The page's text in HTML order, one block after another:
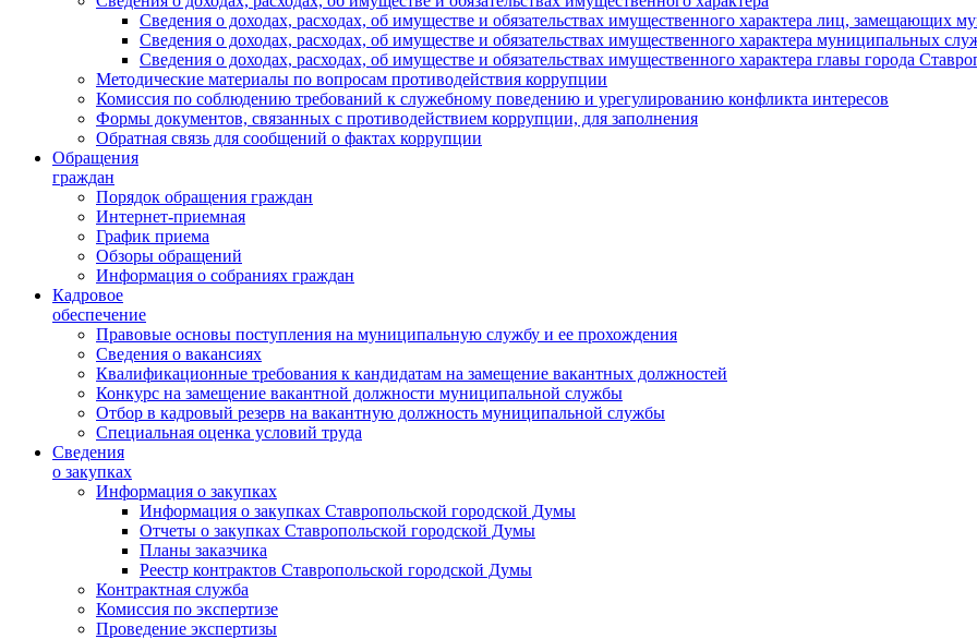
Сведения о доходах, расходах, об имуществе и обязательствах имущественного характера лиц,
Сведения о доходах, расходах, об имуществе и обязательствах имущественного характера муниципальных
Сведения о доходах, расходах, об имуществе и обязательствах имущественного характера главы города
Методические материалы по вопросам противодействия коррупции
Комиссия по соблюдению требований к служебному поведению и урегулированию конфликта интересов
Формы документов, связанных с противодействием коррупции, для заполнения
Обратная связь для сообщений о фактах коррупции
Обращения
граждан
Порядок обращения граждан
Интернет-приемная
График приема
Обзоры обращений
Информация о собраниях граждан
Кадровое
обеспечение
Правовые основы поступления на муниципальную службу и ее прохождения
Сведения о вакансиях
Квалификационные требования к кандидатам на замещение вакантных должностей
Конкурс на замещение вакантной должности муниципальной службы
Отбор в кадровый резерв на вакантную должность муниципальной службы
Специальная оценка условий труда
Сведения
о закупках
Информация о закупках
Информация о закупках Ставропольской городской Думы
Отчеты о закупках Ставропольской городской Думы
Планы заказчика
Реестр контрактов Ставропольской городской Думы
Контрактная служба
Комиссия по экспертизе
Проведение экспертизы